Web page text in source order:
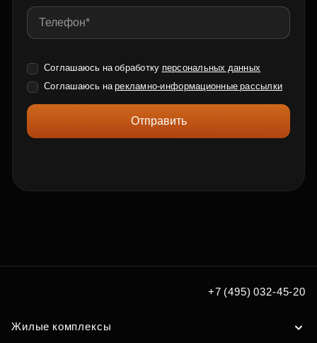
Соглашаюсь на обработку персональных данных
Соглашаюсь нарекламно-информационные рассылки
Отправить
+7 (495) 032-45-20
Жилые комплексы